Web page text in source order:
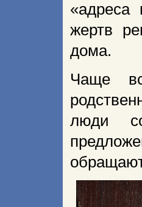
«адреса
жертв
дома.
Чаще
люди